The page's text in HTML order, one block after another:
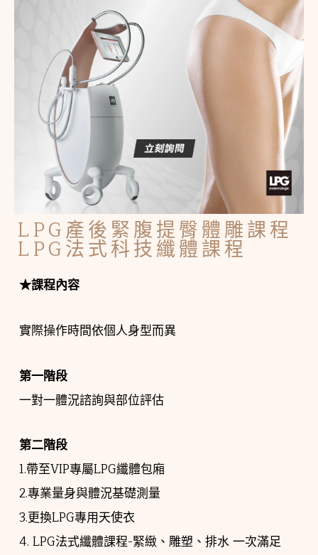
LPG產後緊腹提臀體雕課程
LPG法式科技纖體課程
★課程內容
實際操作時間依個人身型而異
第一階段
一對一體況諮詢與部位評估
第二階段
1.帶至VIP專屬LPG纖體包廂
2.專業量身與體況基礎測量
3.更換LPG專用天使衣
4. LPG法式纖體課程-緊緻、雕塑、排水 一次滿足